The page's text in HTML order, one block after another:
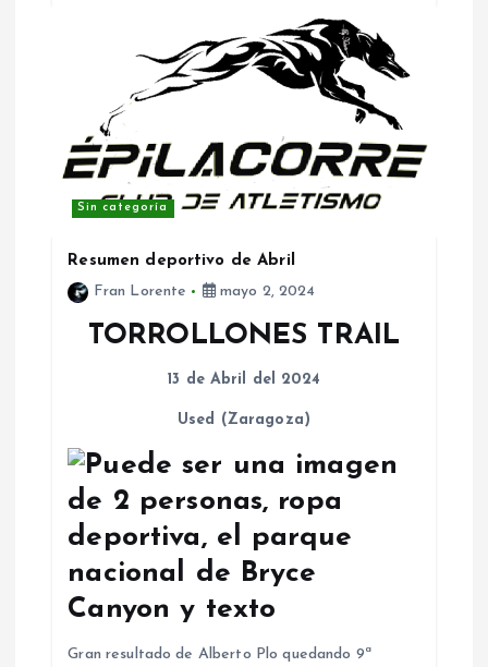
Sin categoría
Resumen deportivo de Abril
Fran Lorente
mayo 2, 2024
TORROLLONES TRAIL
13 de Abril del 2024
Used (Zaragoza)
Gran resultado de Alberto Plo quedando 9ª